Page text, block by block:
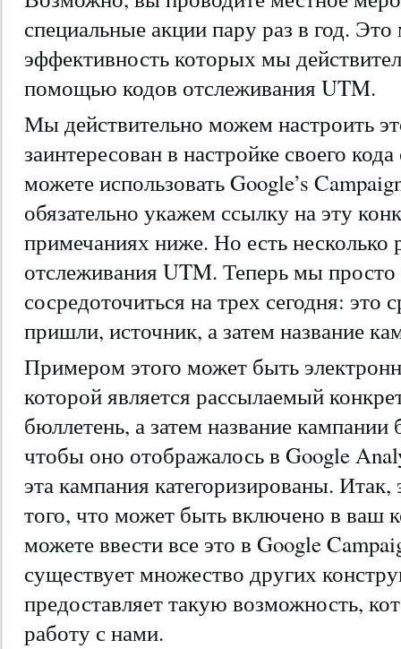
специальные акции пару раз в год.
эффективность которых мы
помощью кодов отслеживания UTM.
Мы действительно можем настроить
заинтересован в настройке своего
можете использовать Google’s
обязательно укажем ссылку на эту
примечаниях ниже. Но есть несколько
отслеживания UTM. Теперь мы просто
сосредоточиться на трех сегодня: это
пришли, источник, а затем название
Примером этого может быть
которой является рассылаемый
бюллетень, а затем название кампании
чтобы оно отображалось в Google
эта кампания категоризированы. Итак,
того, что может быть включено в ваш
можете ввести все это в Google
существует множество других
предоставляет такую ​​возможность,
работу с нами.